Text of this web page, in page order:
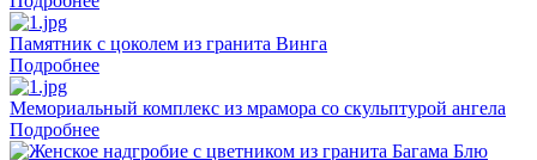
Памятник с цоколем из гранита Винга
Подробнее
Мемориальный комплекс из мрамора со скульптурой ангела
Подробнее